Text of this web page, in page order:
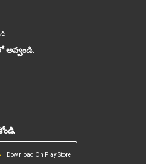
Download On Play Store